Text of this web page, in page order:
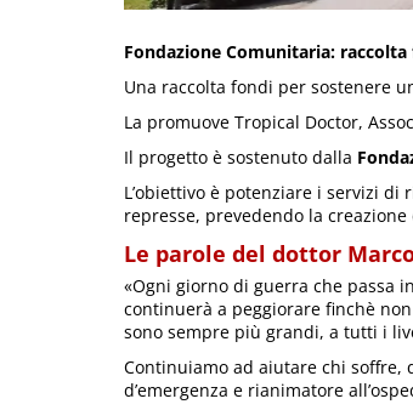
Fondazione Comunitaria:
Una raccolta fondi per sostenere
La promuove Tropical Doctor,
Il progetto è sostenuto dalla
L’obiettivo è potenziare i servizi
represse, prevedendo la
Le parole del dottor
«Ogni giorno di guerra che passa
continuerà a peggiorare finchè
sono sempre più grandi, a tutti i
Continuiamo ad aiutare chi soffre,
d’emergenza e rianimatore